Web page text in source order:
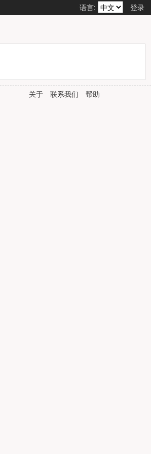
语言: 登录
关于 联系我们 帮助